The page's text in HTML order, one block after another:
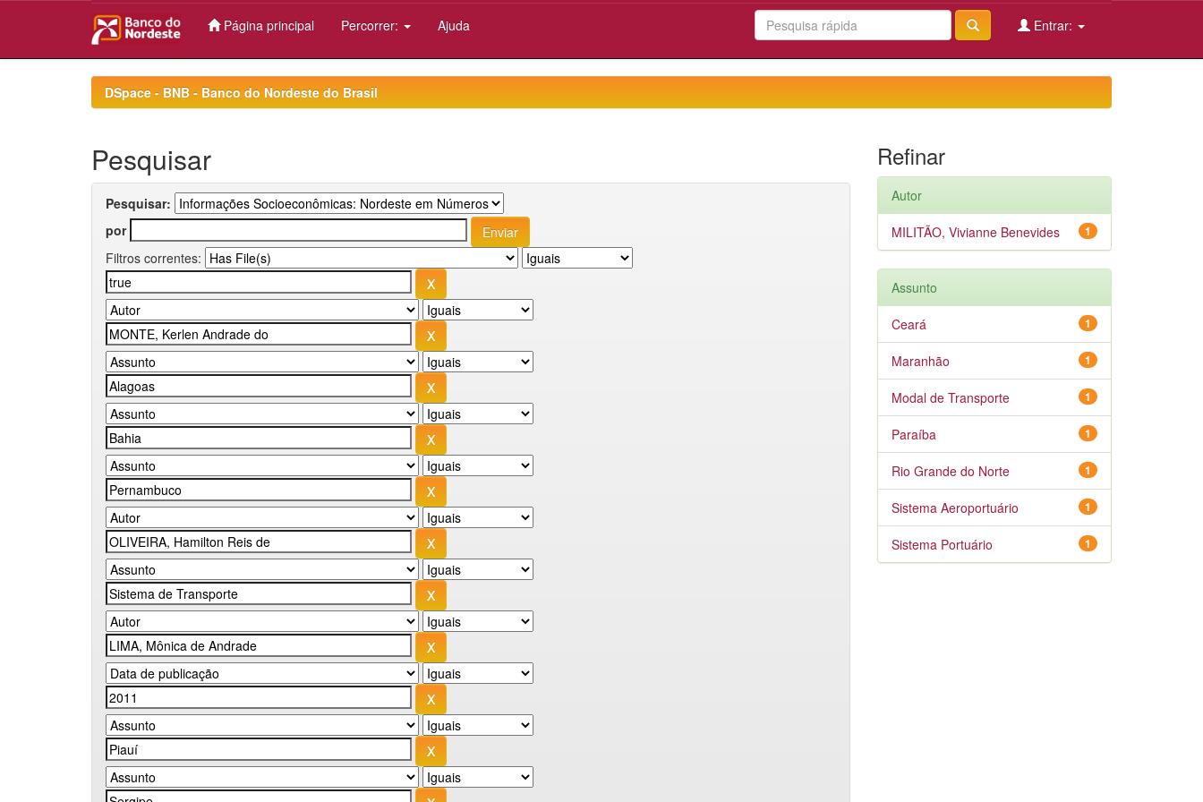
Página principal Percorrer: Ajuda Entrar:
DSpace - BNB - Banco do Nordeste do Brasil
Pesquisar
Pesquisar:
por
Filtros correntes:
Refinar
Autor
1
MILITÃO, Vivianne Benevides
Assunto
1
Ceará
1
Maranhão
1
Modal de Transporte
1
Paraíba
1
Rio Grande do Norte
1
Sistema Aeroportuário
1
Sistema Portuário